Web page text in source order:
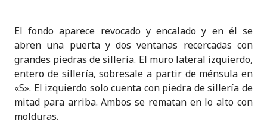
El fondo aparece revocado y encalado y en él se
abren una puerta y dos ventanas recercadas con
grandes piedras de sillería. El muro lateral izquierdo,
entero de sillería, sobresale a partir de ménsula en
«S». El izquierdo solo cuenta con piedra de sillería de
mitad para arriba. Ambos se rematan en lo alto con
molduras.